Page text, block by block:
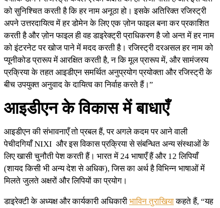
को सुनिश्चित करती है कि हर नाम अनूठा हो। इसके अतिरिक्त रजिस्ट्री
अपने उत्तरदायित्व में हर डोमेन के लिए एक ज़ोन फाइल बना कर प्रकाशित
करती है और ज़ोन फाइल ही वह डाइरेक्ट्री प्राधिकरण है जो अन्त में हर नाम
को इंटरनेट पर खोज पाने में मदद करती है। रजिस्ट्री दरअसल हर नाम को
प्यूनीकोड प्रारूप में आरक्षित करती है, न कि मूल प्रारूप में, और सामंजस्य
प्रक्रिया के तहत आइडीएन समर्थित अनुप्रयोग प्रयोक्ता और रजिस्ट्री के
बीच उपयुक्त अनुवाद के दायित्व का निर्वाह करते हैं।”
आइडीएन के विकास में बाधाएँ
आइडीएन की संभावनाएँ तो प्रबल हैं, पर अगले कदम पर आने वाली
पेचीदगियाँ NIXI और इस विकास प्रक्रिया से संबन्धित अन्य संस्थाओं के
लिए खासी चुनौती पेश करती हैं। भारत में 24 भाषाएँ हैं और 12 लिपियाँ
(शायद किसी भी अन्य देश से अधिक), जिस का अर्थ है विभिन्न भाषाओं में
मिलते जुलते अक्षरों और लिपियों का प्रयोग।
डाइरेक्टी के अध्यक्ष और कार्यकारी अधिकारी भाविन तुराखियाकहते हैं, “यह